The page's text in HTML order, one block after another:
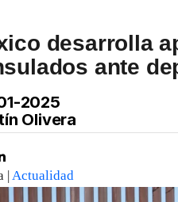
desarrolla
ante
2025
Olivera
|Actualidad